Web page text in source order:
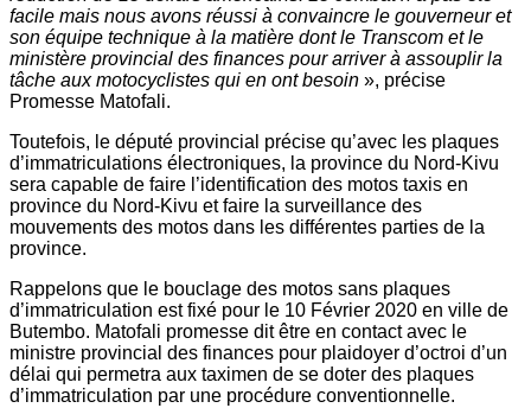
facile mais nous avons réussi à convaincre le gouverneur et
son équipe technique à la matière dont le Transcom et le
ministère provincial des finances pour arriver à assouplir la
tâche aux motocyclistes qui en ont besoin », précise
Promesse Matofali.
Toutefois, le député provincial précise qu’avec les plaques
d’immatriculations électroniques, la province du Nord-Kivu
sera capable de faire l’identification des motos taxis en
province du Nord-Kivu et faire la surveillance des
mouvements des motos dans les différentes parties de la
province.
Rappelons que le bouclage des motos sans plaques
d’immatriculation est fixé pour le 10 Février 2020 en ville de
Butembo. Matofali promesse dit être en contact avec le
ministre provincial des finances pour plaidoyer d’octroi d’un
délai qui permetra aux taximen de se doter des plaques
d’immatriculation par une procédure conventionnelle.